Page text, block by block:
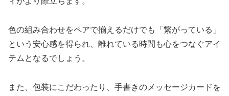
色の組み合わせをペアで揃えるだけでも「繋がっている」
という安心感を得られ、離れている時間も心をつなぐアイ
テムとなるでしょう。
また、包装にこだわったり、手書きのメッセージカードを